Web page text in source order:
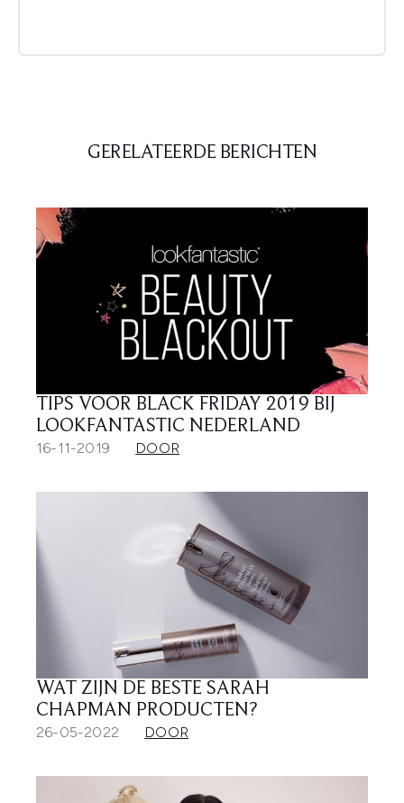
GERELATEERDE BERICHTEN
TIPS VOOR BLACK FRIDAY 2019 BIJ
LOOKFANTASTIC NEDERLAND
16-11-2019 DOOR
WAT ZIJN DE BESTE SARAH
CHAPMAN PRODUCTEN?
26-05-2022 DOOR